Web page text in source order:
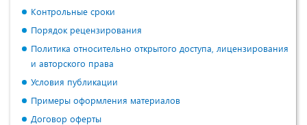
Контрольные сроки
Порядок рецензирования
Политика относительно открытого доступа, лицензирования
и авторского права
Условия публикации
Примеры оформления материалов
Договор оферты